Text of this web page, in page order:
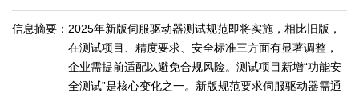
信息摘要： 2025年新版伺服驱动器测试规范即将实施，相比旧版，
在测试项目、精度要求、安全标准三方面有显著调整，
企业需提前适配以避免合规风险。测试项目新增“功能安
全测试”是核心变化之一。新版规范要求伺服驱动器需通